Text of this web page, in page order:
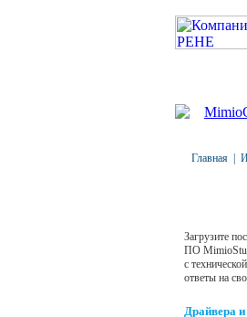
Главная
Загрузите
ПО
с
ответы на
Драйвера